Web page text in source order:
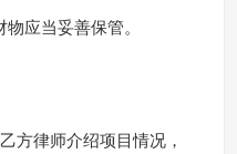
应当妥善保管。
方律师介绍项目情况，